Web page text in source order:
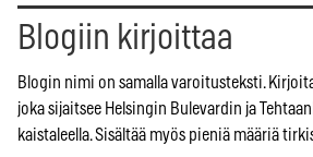
Blogiin kirjoittaa
Blogin nimi on samalla varoitusteksti.
joka sijaitsee Helsingin Bulevardin ja
kaistaleella. Sisältää myös pieniä määriä